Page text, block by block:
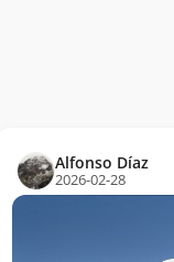
Alfonso Díaz
2026-02-28